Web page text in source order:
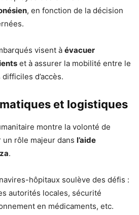
, en fonction de la décision
visent à évacuer
et à assurer la mobilité entre le
d’accès.
et logistiques
montre la volonté de
un rôle majeur dans l’aide
.
hôpitaux soulève des défis :
autorités locales, sécurité
en médicaments, etc.